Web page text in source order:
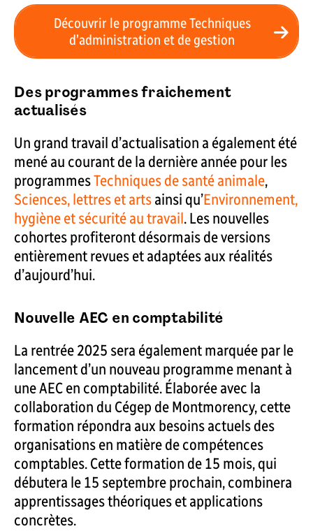
Découvrir le programme Techniques
d’administration et de gestion
Des programmes fraichement
actualisés
Un grand travail d’actualisation a également été
mené au courant de la dernière année pour les
programmesTechniques de santé animale,
Sciences, lettres et artsainsi qu’Environnement,
hygiène et sécurité au travail. Les nouvelles
cohortes profiteront désormais de versions
entièrement revues et adaptées aux réalités
d’aujourd’hui.
Nouvelle AEC en comptabilité
La rentrée 2025 sera également marquée par le
lancement d’un nouveau programme menant à
une AEC en comptabilité. Élaborée avec la
collaboration du Cégep de Montmorency, cette
formation répondra aux besoins actuels des
organisations en matière de compétences
comptables. Cette formation de 15 mois, qui
débutera le 15 septembre prochain, combinera
apprentissages théoriques et applications
concrètes.